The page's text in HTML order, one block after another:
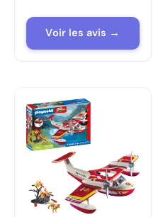
Voir les avis →